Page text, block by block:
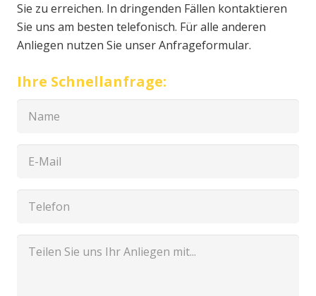
Sie zu erreichen. In dringenden Fällen kontaktieren
Sie uns am besten telefonisch. Für alle anderen
Anliegen nutzen Sie unser Anfrageformular.
Ihre Schnellanfrage: